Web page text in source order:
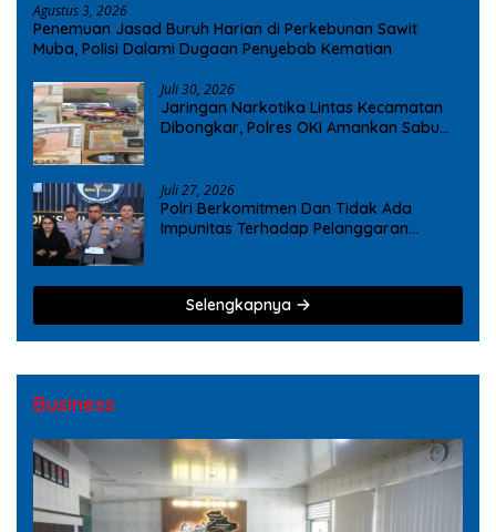
Agustus 3, 2026
Penemuan Jasad Buruh Harian di Perkebunan Sawit
Muba, Polisi Dalami Dugaan Penyebab Kematian
Juli 30, 2026
Jaringan Narkotika Lintas Kecamatan
Dibongkar, Polres OKI Amankan Sabu
Juli 27, 2026
Polri Berkomitmen Dan Tidak Ada
Impunitas Terhadap Pelanggaran
Selengkapnya
Business